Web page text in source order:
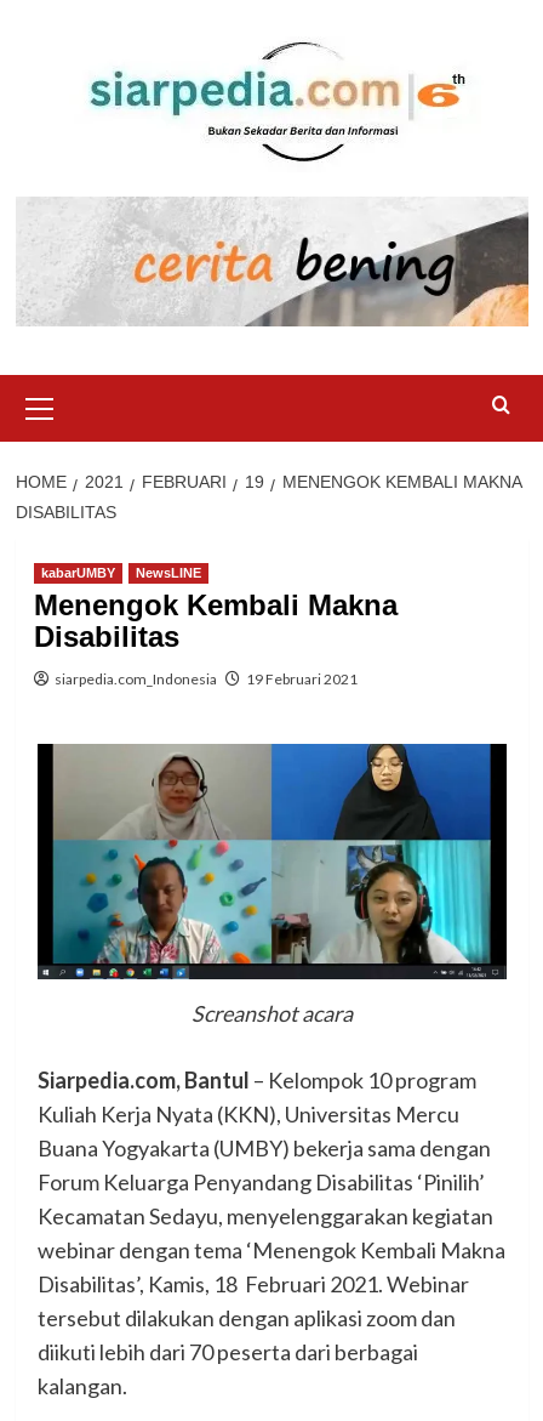
Menu
HOME 2021 FEBRUARI 19
MENENGOK KEMBALI MAKNA
DISABILITAS
kabarUMBY NewsLINE
Menengok Kembali Makna
Disabilitas
siarpedia.com_Indonesia 19 Februari 2021
Screanshot acara
Siarpedia.com, Bantul – Kelompok 10 program
Kuliah Kerja Nyata (KKN), Universitas Mercu
Buana Yogyakarta (UMBY) bekerja sama dengan
Forum Keluarga Penyandang Disabilitas ‘Pinilih’
Kecamatan Sedayu, menyelenggarakan kegiatan
webinar dengan tema ‘Menengok Kembali Makna
Disabilitas’, Kamis, 18 Februari 2021. Webinar
tersebut dilakukan dengan aplikasi zoom dan
diikuti lebih dari 70 peserta dari berbagai
kalangan.